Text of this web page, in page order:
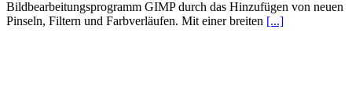
Bildbearbeitungsprogramm GIMP durch das Hinzufügen von neuen
Pinseln, Filtern und Farbverläufen. Mit einer breiten [...]